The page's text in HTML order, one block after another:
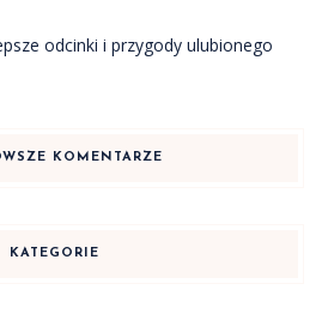
odcinki i przygody ulubionego
KOMENTARZE
KATEGORIE